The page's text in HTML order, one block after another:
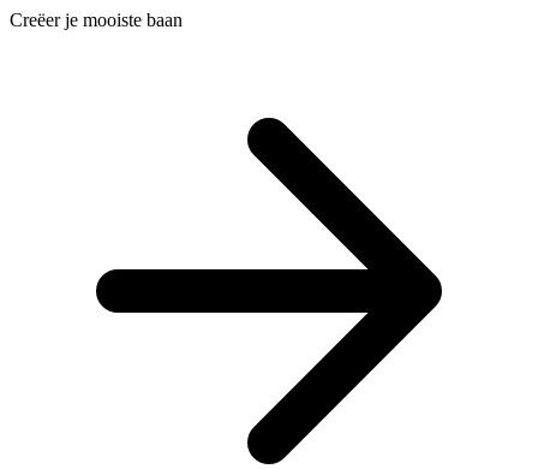
Creëer je mooiste baan